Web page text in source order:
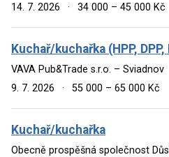
14. 7. 2026
· 34 000 – 45 000 Kč
Kuchař/kuchařka (HPP, DPP,
VAVA Pub&Trade s.r.o. – Sviadnov
9. 7. 2026
· 55 000 – 65 000 Kč
Kuchař/kuchařka
Obecně prospěšná společnost